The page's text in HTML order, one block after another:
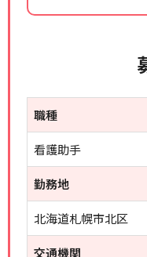
職種
看護助手
勤務地
北海道札幌市北区
交通機関